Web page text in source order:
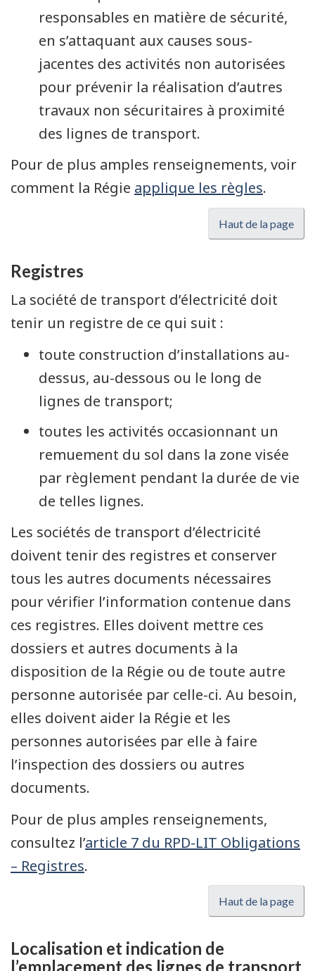
responsables en matière de sécurité,
en s’attaquant aux causes sous-
jacentes des activités non autorisées
pour prévenir la réalisation d’autres
travaux non sécuritaires à proximité
des lignes de transport.
Pour de plus amples renseignements, voir
comment la Régie applique les règles.
Haut de la page
Registres
La société de transport d’électricité doit
tenir un registre de ce qui suit :
toute construction d’installations au-
dessus, au-dessous ou le long de
lignes de transport;
toutes les activités occasionnant un
remuement du sol dans la zone visée
par règlement pendant la durée de vie
de telles lignes.
Les sociétés de transport d’électricité
doivent tenir des registres et conserver
tous les autres documents nécessaires
pour vérifier l’information contenue dans
ces registres. Elles doivent mettre ces
dossiers et autres documents à la
disposition de la Régie ou de toute autre
personne autorisée par celle-ci. Au besoin,
elles doivent aider la Régie et les
personnes autorisées par elle à faire
l’inspection des dossiers ou autres
documents.
Pour de plus amples renseignements,
consultez l’article 7 du RPD-LIT Obligations
– Registres.
Haut de la page
Localisation et indication de
l’emplacement des lignes de transport